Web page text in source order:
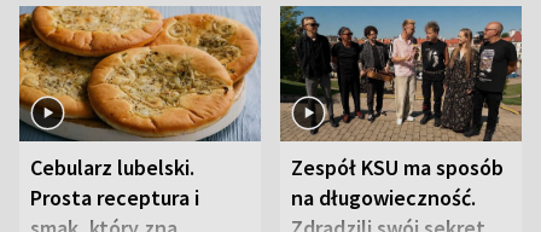
Cebularz lubelski.
Prosta receptura i
Zespół KSU ma sposób
na długowieczność.